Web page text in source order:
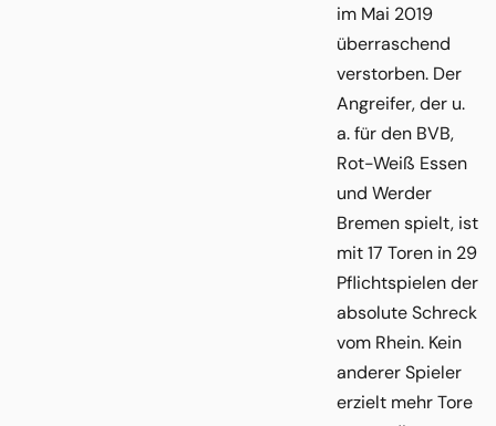
im Mai 2019
überraschend
verstorben. Der
Angreifer, der u.
a. für den BVB,
Rot-Weiß Essen
und Werder
Bremen spielt, ist
mit 17 Toren in 29
Pflichtspielen der
absolute Schreck
vom Rhein. Kein
anderer Spieler
erzielt mehr Tore